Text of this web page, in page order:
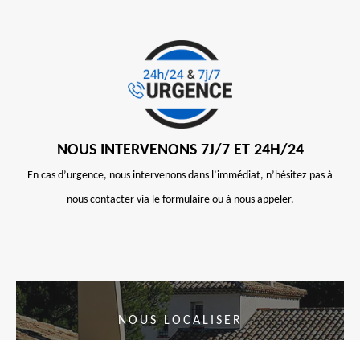
NOUS INTERVENONS 7J/7 ET 24H/24
En cas d’urgence, nous intervenons dans l’immédiat, n’hésitez pas à
nous contacter via le formulaire ou à nous appeler.
NOUS LOCALISER